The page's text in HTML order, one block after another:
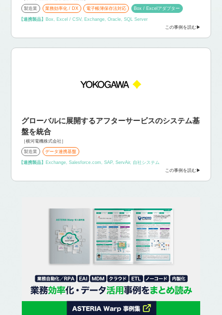
製造業 業務効率化 / DX 電子帳簿保存法対応 Box / Excelアダプター
【連携製品】 Box, Excel / CSV, Exchange, Oracle, SQL Server
この事例を読む
グローバルに展開するアフターサービスのシステム基
盤を統合
［横河電機株式会社］
製造業 データ連携基盤
【連携製品】 Exchange, Salesforce.com, SAP, ServAir, 自社システム
この事例を読む